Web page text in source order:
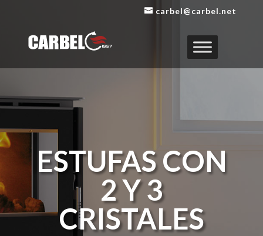
carbel@carbel.net
ESTUFAS CON
2 Y 3
CRISTALES